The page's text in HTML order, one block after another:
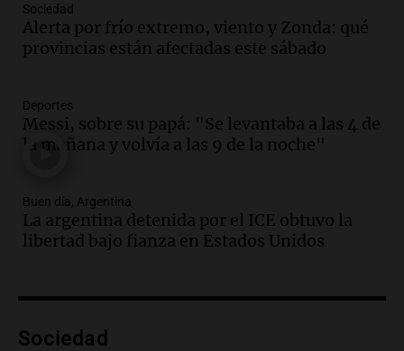
Episodios
Audio. Borges, abogada de Pourrain:
"Tres hombres se lo llevaron para
Episodios
Audio.Voluntarios limpiaron 9.000
Una mañana para todos
Episodios
Audio.La historia de la servilleta que
contrato de Leo con Barcelona
Episodios
Sociedad
Alerta por frío extremo, viento y Zonda: qué
provincias están afectadas este sábado
Deportes
Messi, sobre su papá: "Se levantaba a las 4 de
la mañana y volvía a las 9 de la noche"
Buen día, Argentina
La argentina detenida por el ICE obtuvo la
libertad bajo fianza en Estados Unidos
Sociedad